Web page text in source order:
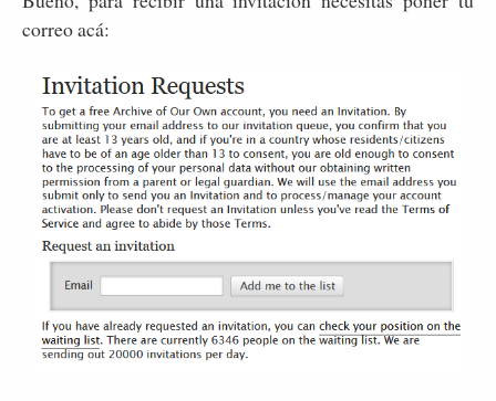
correo acá: